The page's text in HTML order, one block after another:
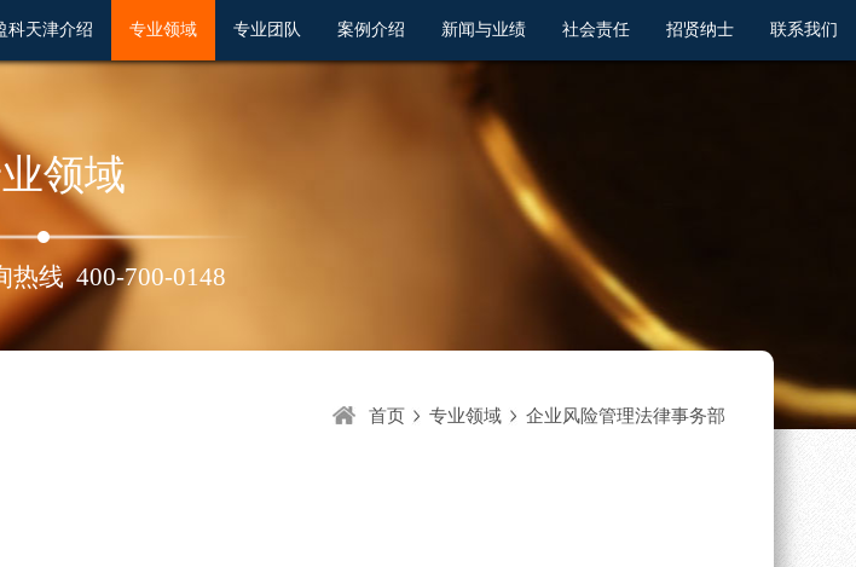
科天津介绍 专业领域 专业团队 案例介绍 新闻与业绩 社会责任 招贤纳士 联系我们
领域
热线400-700-0148
首页 专业领域 企业风险管理法律事务部